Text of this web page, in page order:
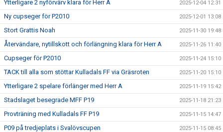
Ytterligare 2 nyförvärv klara för Herr A 2025-12-04 12:31
Ny cupseger för P2010 2025-12-01 13:08
Stort Grattis Noah 2025-11-30 19:48
Återvändare, nytillskott och förlängning klara för Herr A 2025-11-26 11:40
Cupseger för P2010 2025-11-24 15:10
TACK till alla som stöttar Kulladals FF via Gräsroten 2025-11-20 15:10
Ytterligare 2 spelare förlänger med Herr A 2025-11-19 15:42
Stadslaget besegrade MFF P19 2025-11-18 21:23
Provträning med Kulladals FF P19 2025-11-15 14:47
P09 på tredjeplats i Svalövscupen 2025-11-15 08:45